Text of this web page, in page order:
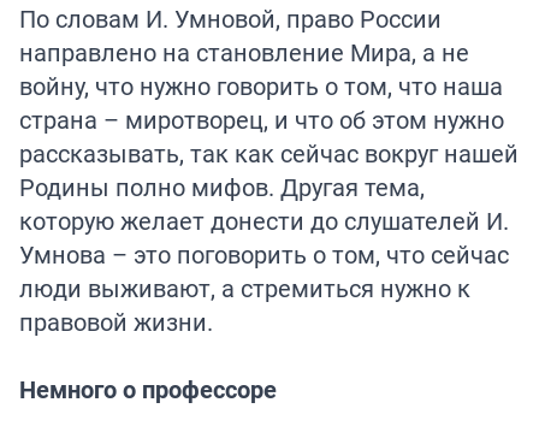
По словам И. Умновой, право России
направлено на становление Мира, а не
войну, что нужно говорить о том, что наша
страна – миротворец, и что об этом нужно
рассказывать, так как сейчас вокруг нашей
Родины полно мифов. Другая тема,
которую желает донести до слушателей И.
Умнова – это поговорить о том, что сейчас
люди выживают, а стремиться нужно к
правовой жизни.
Немного о профессоре